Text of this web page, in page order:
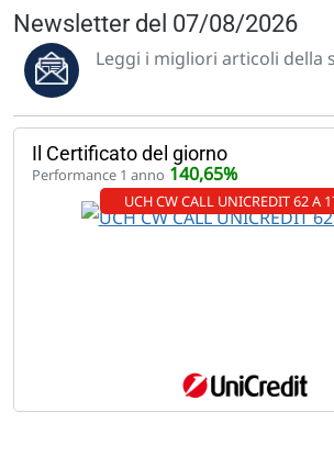
Newsletter del 07/08/2026
Leggi i migliori articoli della
Il Certificato del giorno
Performance 1 anno 140,65%
UCH CW CALL UNICREDIT 62 A